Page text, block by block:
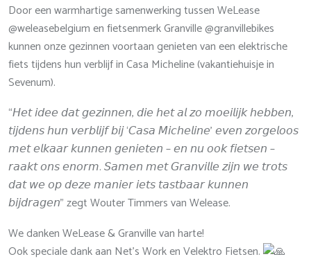
Door een warmhartige samenwerking tussen WeLease
@weleasebelgium en fietsenmerk Granville @granvillebikes
kunnen onze gezinnen voortaan genieten van een elektrische
fiets tijdens hun verblijf in Casa Micheline (vakantiehuisje in
Sevenum).
“𝘏𝘦𝘵 𝘪𝘥𝘦𝘦 𝘥𝘢𝘵 𝘨𝘦𝘻𝘪𝘯𝘯𝘦𝘯, 𝘥𝘪𝘦 𝘩𝘦𝘵 𝘢𝘭 𝘻𝘰 𝘮𝘰𝘦𝘪𝘭𝘪𝘫𝘬 𝘩𝘦𝘣𝘣𝘦𝘯,
𝘵𝘪𝘫𝘥𝘦𝘯𝘴 𝘩𝘶𝘯 𝘷𝘦𝘳𝘣𝘭𝘪𝘫𝘧 𝘣𝘪𝘫 ‘𝘊𝘢𝘴𝘢 𝘔𝘪𝘤𝘩𝘦𝘭𝘪𝘯𝘦’ 𝘦𝘷𝘦𝘯 𝘻𝘰𝘳𝘨𝘦𝘭𝘰𝘰𝘴
𝘮𝘦𝘵 𝘦𝘭𝘬𝘢𝘢𝘳 𝘬𝘶𝘯𝘯𝘦𝘯 𝘨𝘦𝘯𝘪𝘦𝘵𝘦𝘯 – 𝘦𝘯 𝘯𝘶 𝘰𝘰𝘬 𝘧𝘪𝘦𝘵𝘴𝘦𝘯 –
𝘳𝘢𝘢𝘬𝘵 𝘰𝘯𝘴 𝘦𝘯𝘰𝘳𝘮. 𝘚𝘢𝘮𝘦𝘯 𝘮𝘦𝘵 𝘎𝘳𝘢𝘯𝘷𝘪𝘭𝘭𝘦 𝘻𝘪𝘫𝘯 𝘸𝘦 𝘵𝘳𝘰𝘵𝘴
𝘥𝘢𝘵 𝘸𝘦 𝘰𝘱 𝘥𝘦𝘻𝘦 𝘮𝘢𝘯𝘪𝘦𝘳 𝘪𝘦𝘵𝘴 𝘵𝘢𝘴𝘵𝘣𝘢𝘢𝘳 𝘬𝘶𝘯𝘯𝘦𝘯
𝘣𝘪𝘫𝘥𝘳𝘢𝘨𝘦𝘯” zegt Wouter Timmers van Welease.
We danken WeLease & Granville van harte!
Ook speciale dank aan Net’s Work en Velektro Fietsen.